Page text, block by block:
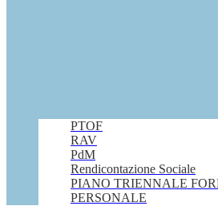
PTOF
RAV
PdM
Rendicontazione Sociale
PIANO TRIENNALE
PERSONALE